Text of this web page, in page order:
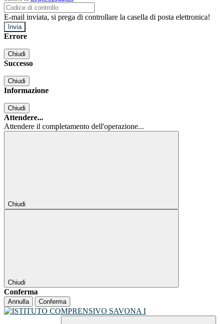
E-mail inviata, si prega di controllare la casella di posta elettronica!
Errore
Chiudi
Successo
Chiudi
Informazione
Chiudi
Attendere...
Attendere il completamento dell'operazione...
Chiudi
Chiudi
Conferma
Annulla Conferma